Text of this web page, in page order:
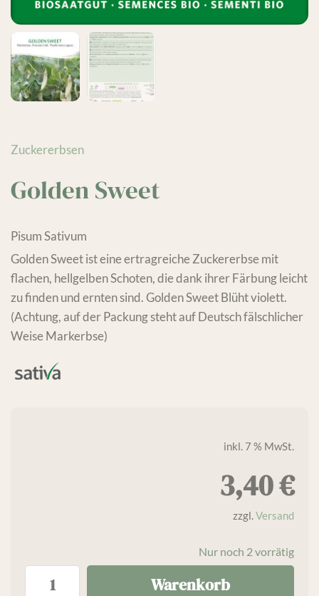
Zuckererbsen
Golden Sweet
Pisum Sativum
Golden Sweet ist eine ertragreiche Zuckererbse mit
flachen, hellgelben Schoten, die dank ihrer Färbung leicht
zu finden und ernten sind. Golden Sweet Blüht violett.
(Achtung, auf der Packung steht auf Deutsch fälschlicher
Weise Markerbse)
inkl. 7 % MwSt.
3,40€
zzgl.Versand
Nur noch 2 vorrätig
Warenkorb